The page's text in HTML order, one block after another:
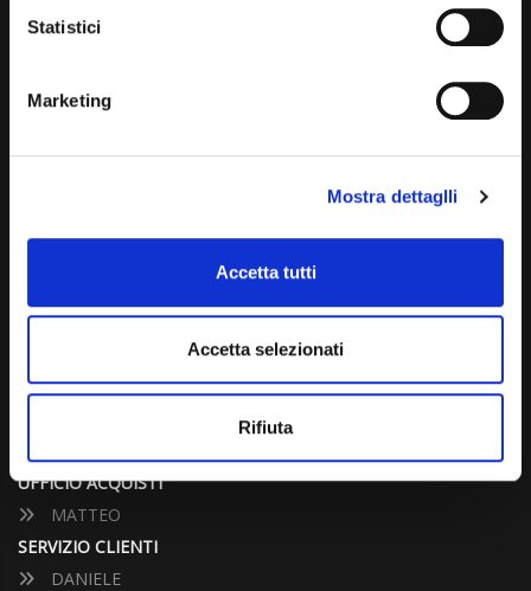
tutti” o selezionando le diverse categorie di cookies
Statistici
Marketing
Mostra dettaglli
Accetta tutti
Accetta selezionati
Rifiuta
Via Giuditta Pasta 2, Como (CO) 22100
info@carspecialist.eu
Dal Lunedì al Venerdì: 09:00 - 12:30 | 14:00 - 19:00
Domenica: chiuso
CONTATTA UN CONSULENTE
UFFICIO VENDITE
UFFICIO ACQUISTI
MATTEO
SERVIZIO CLIENTI
DANIELE